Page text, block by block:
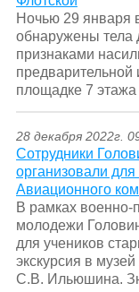
Ночью 29 января
обнаружены
признаками
площадке 7
28 декабря 2022г.
Сотрудники
организовали
Авиационного
В рамках военно-
молодежи
для учеников
экскурсия в
С.В. Ильюшина.